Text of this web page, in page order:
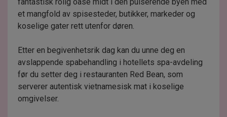
et mangfold av spisesteder, butikker, markeder og
koselige gater rett utenfor døren.
Etter en begivenhetsrik dag kan du unne deg en
avslappende spabehandling i hotellets spa-avdeling
før du setter deg i restauranten Red Bean, som
serverer autentisk vietnamesisk mat i koselige
omgivelser.